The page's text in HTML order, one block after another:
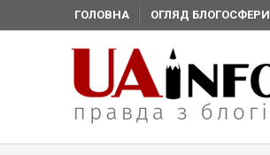
ГОЛОВНА ОГЛЯД БЛОГОСФЕРИ